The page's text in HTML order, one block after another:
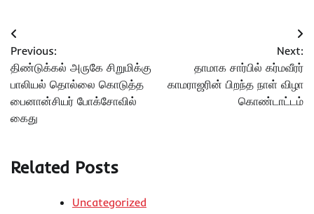
Post
navigation
Previous:
திண்டுக்கல் அருகே சிறுமிக்கு
பாலியல் தொல்லை கொடுத்த
பைனான்சியர் போக்சோவில்
கைது
Next:
தாமாக சார்பில் கர்மவீரர்
காமராஜரின் பிறந்த நாள் விழா
கொண்டாட்டம்
Related Posts
Uncategorized